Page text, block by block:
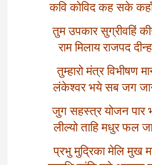
कवि कोविद कह सके
तुम उपकार सुग्रीवहिं
राम मिलाय राजपद
तुम्हारो मंत्र विभीषण
लंकेश्वर भये सब जग
जुग सहस्त्र योजन पार
लील्यो ताहि मधुर फल
प्रभु मुद्रिका मेलि मुख